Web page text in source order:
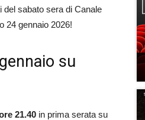
del sabato sera di Canale
24 gennaio 2026!
su
21.40 in prima serata su